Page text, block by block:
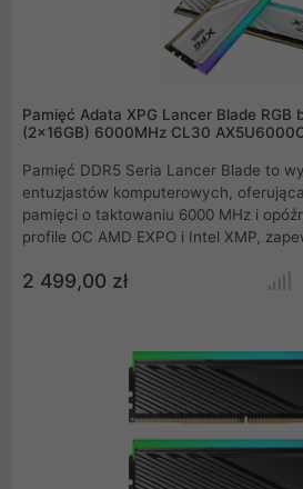
Pamięć Adata XPG Lancer Blade RGB
(2x16GB) 6000MHz CL30
Pamięć DDR5 Seria Lancer Blade to
entuzjastów komputerowych,
pamięci o taktowaniu 6000 MHz i
profile OC AMD EXPO i Intel XMP,
podkręcanie. Wyposażona w radiator,
chłodzenie, a podświetlenie w białym
estetycznego wyglądu. Dodatkowo,
szukających niezawodnej i
2 499,00 zł